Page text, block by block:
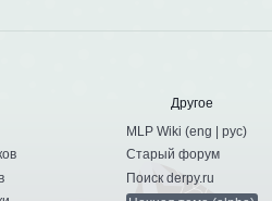
Другое
MLP Wiki (eng рус)
Старый форум
Поиск derpy.ru